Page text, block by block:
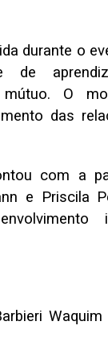
durante o
de
O
das
com a
e Priscila